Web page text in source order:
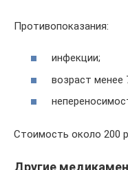
Противопоказания:
инфекции;
возраст менее
Стоимость около 200
Другие